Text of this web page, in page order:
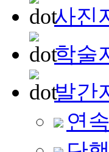
사진
학술
발간
연